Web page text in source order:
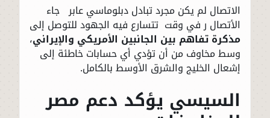
الاتصال لم يكن مجرد تبادل دبلوماسي عابر جاء
الأتصال ر في وقت تتسارع فيه الجهود للتوصل إلى
مذكرة تفاهم بين الجانبين الأمريكي والإيراني،
وسط مخاوف من أن تؤدي أي حسابات خاطئة إلى
إشعال الخليج والشرق الأوسط بالكامل.
السيسي يؤكد دعم مصر